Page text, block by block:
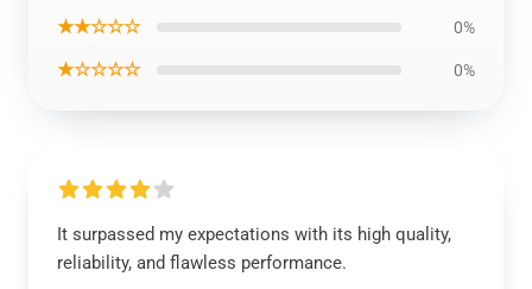
★★☆☆☆ 0%
★☆☆☆☆ 0%
It surpassed my expectations with its high quality,
reliability, and flawless performance.